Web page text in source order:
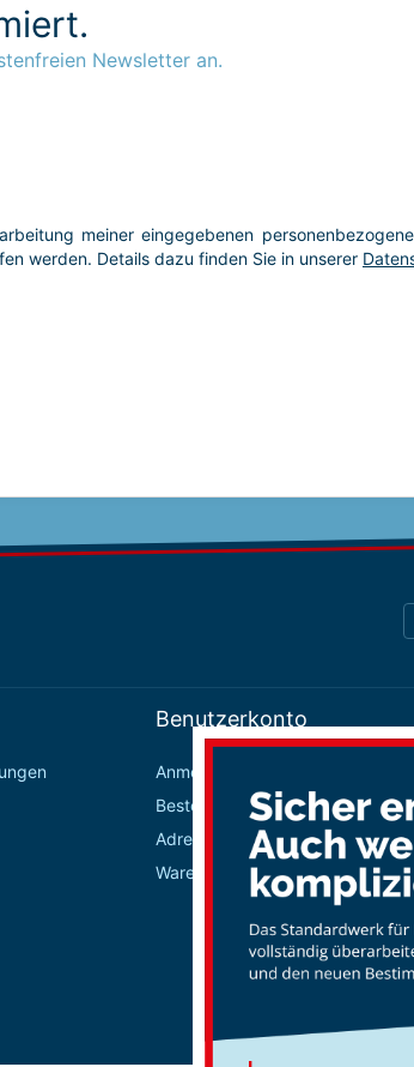
Newsletter an.
Benutzerkonto
Anmelden / Registrieren
Bestellungen
Adressbuch
Warenkorb